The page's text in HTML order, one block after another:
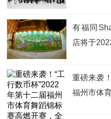
有福同
店将于
重磅来袭
福州市体